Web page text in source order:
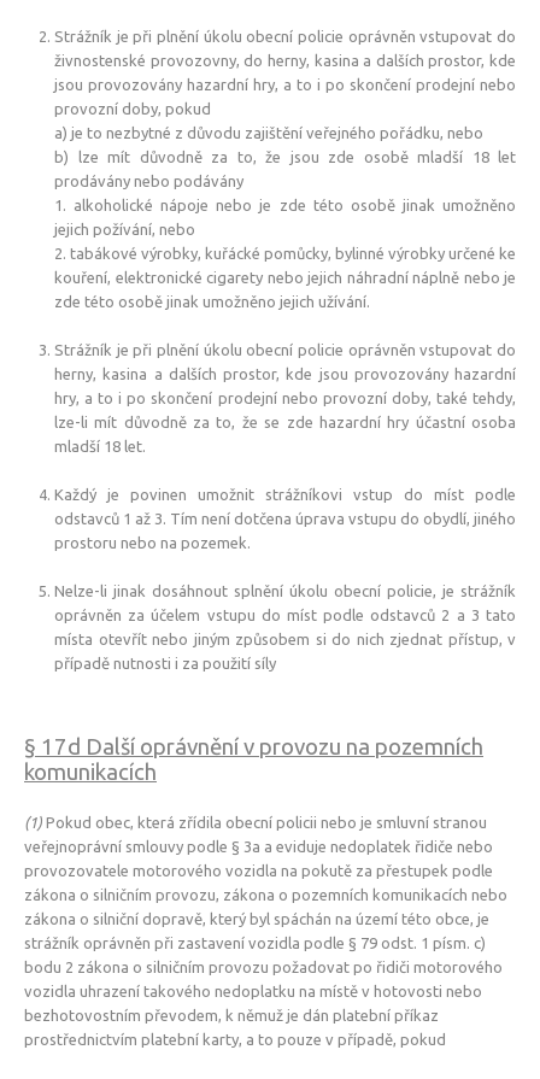
Strážník je při plnění úkolu obecní policie oprávněn vstupovat do
živnostenské provozovny, do herny, kasina a dalších prostor, kde
jsou provozovány hazardní hry, a to i po skončení prodejní nebo
provozní doby, pokud
a) je to nezbytné z důvodu zajištění veřejného pořádku, nebo
b) lze mít důvodně za to, že jsou zde osobě mladší 18 let
prodávány nebo podávány
1. alkoholické nápoje nebo je zde této osobě jinak umožněno
jejich požívání, nebo
2. tabákové výrobky, kuřácké pomůcky, bylinné výrobky určené ke
kouření, elektronické cigarety nebo jejich náhradní náplně nebo je
zde této osobě jinak umožněno jejich užívání.
Strážník je při plnění úkolu obecní policie oprávněn vstupovat do
herny, kasina a dalších prostor, kde jsou provozovány hazardní
hry, a to i po skončení prodejní nebo provozní doby, také tehdy,
lze-li mít důvodně za to, že se zde hazardní hry účastní osoba
mladší 18 let.
Každý je povinen umožnit strážníkovi vstup do míst podle
odstavců 1 až 3. Tím není dotčena úprava vstupu do obydlí, jiného
prostoru nebo na pozemek.
Nelze-li jinak dosáhnout splnění úkolu obecní policie, je strážník
oprávněn za účelem vstupu do míst podle odstavců 2 a 3 tato
místa otevřít nebo jiným způsobem si do nich zjednat přístup, v
případě nutnosti i za použití síly
§ 17d Další oprávnění v provozu na pozemních
komunikacích
(1) Pokud obec, která zřídila obecní policii nebo je smluvní stranou
veřejnoprávní smlouvy podle § 3a a eviduje nedoplatek řidiče nebo
provozovatele motorového vozidla na pokutě za přestupek podle
zákona o silničním provozu, zákona o pozemních komunikacích nebo
zákona o silniční dopravě, který byl spáchán na území této obce, je
strážník oprávněn při zastavení vozidla podle § 79 odst. 1 písm. c)
bodu 2 zákona o silničním provozu požadovat po řidiči motorového
vozidla uhrazení takového nedoplatku na místě v hotovosti nebo
bezhotovostním převodem, k němuž je dán platební příkaz
prostřednictvím platební karty, a to pouze v případě, pokud